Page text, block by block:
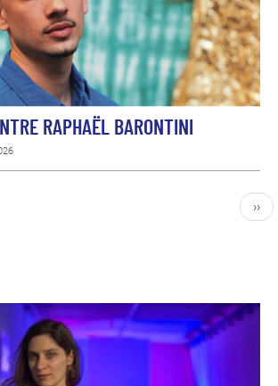
RAPHAËL BARONTINI
››